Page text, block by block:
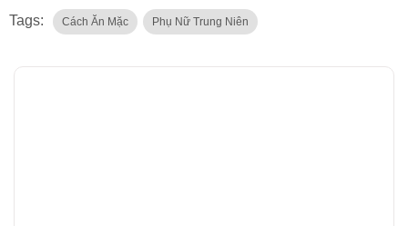
Tags: Cách Ăn Mặc Phụ Nữ Trung Niên